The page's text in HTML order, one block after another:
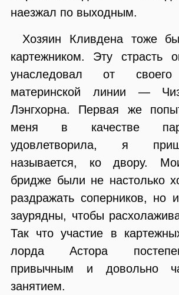
наезжал по выходным.
Хозяин Кливдена тоже
картежником. Эту страсть
унаследовал от
материнской линии —
Лэнгхорна. Первая же
меня в качестве
удовлетворила, я
называется, ко двору.
бридже были не настолько
раздражать соперников, но
заурядны, чтобы
Так что участие в
лорда Астора
привычным и довольно
занятием.